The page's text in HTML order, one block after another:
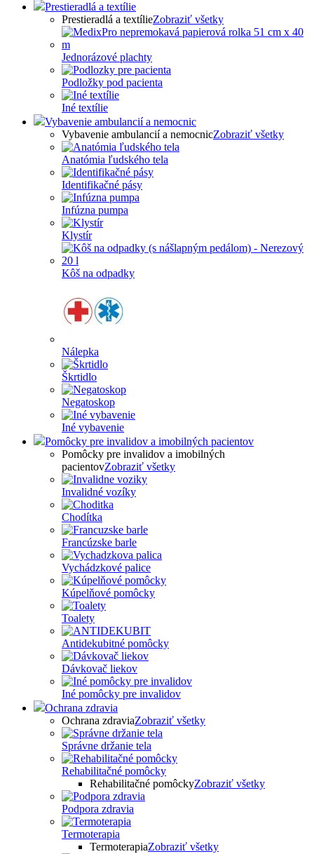
Prestieradlá a textílie
Prestieradlá a textílieZobraziť všetky
Jednorázové plachty
Podložky pod pacienta
Iné textílie
Vybavenie ambulancií a nemocnic
Vybavenie ambulancií a nemocnicZobraziť všetky
Anatómia ľudského tela
Identifikačné pásy
Infúzna pumpa
Klystír
Kôš na odpadky
Nálepka
Škrtidlo
Negatoskop
Iné vybavenie
Pomôcky pre invalidov a imobilných pacientov
Pomôcky pre invalidov a imobilných
pacientovZobraziť všetky
Invalidné vozíky
Chodítka
Francúzske barle
Vychádzkové palice
Kúpelňové pomôcky
Toalety
Antidekubitné pomôcky
Dávkovač liekov
Iné pomôcky pre invalidov
Ochrana zdravia
Ochrana zdraviaZobraziť všetky
Správne držanie tela
Rehabilitačné pomôcky
Rehabilitačné pomôckyZobraziť všetky
Podpora zdravia
Termoterapia
TermoterapiaZobraziť všetky